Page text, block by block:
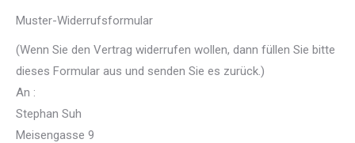
Muster-Widerrufsformular
(Wenn Sie den Vertrag widerrufen wollen, dann füllen Sie bitte
dieses Formular aus und senden Sie es zurück.)
An :
Stephan Suh
Meisengasse 9